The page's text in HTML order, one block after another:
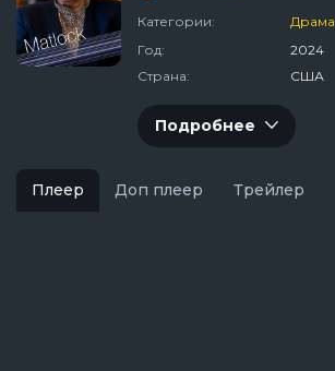
Категории: Драма
Год:
2024
Страна:
США
Подробнее
Плеер Доп плеер Трейлер